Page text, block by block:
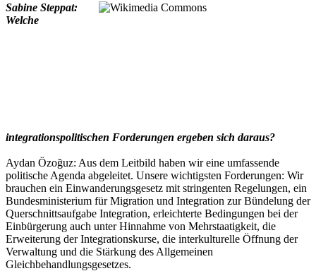
Sabine Steppat:
Welche
integrationspolitischen Forderungen ergeben sich daraus?
Aydan Özoğuz: Aus dem Leitbild haben wir eine umfassende
politische Agenda abgeleitet. Unsere wichtigsten Forderungen: Wir
brauchen ein Einwanderungsgesetz mit stringenten Regelungen, ein
Bundesministerium für Migration und Integration zur Bündelung der
Querschnittsaufgabe Integration, erleichterte Bedingungen bei der
Einbürgerung auch unter Hinnahme von Mehrstaatigkeit, die
Erweiterung der Integrationskurse, die interkulturelle Öffnung der
Verwaltung und die Stärkung des Allgemeinen
Gleichbehandlungsgesetzes.